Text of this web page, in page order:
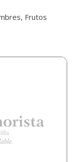
Frutos